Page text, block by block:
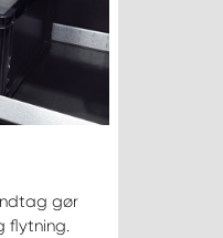
gør
flytning.